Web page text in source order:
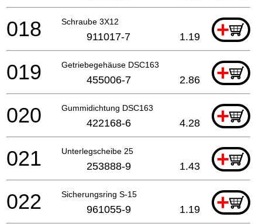
Schraube 3X12 +
018 911017-7 1.19
Getriebegehäuse DSC163 +
019 455006-7 2.86
Gummidichtung DSC163 +
020 422168-6 4.28
Unterlegscheibe 25 +
021 253888-9 1.43
Sicherungsring S-15 +
022 961055-9 1.19